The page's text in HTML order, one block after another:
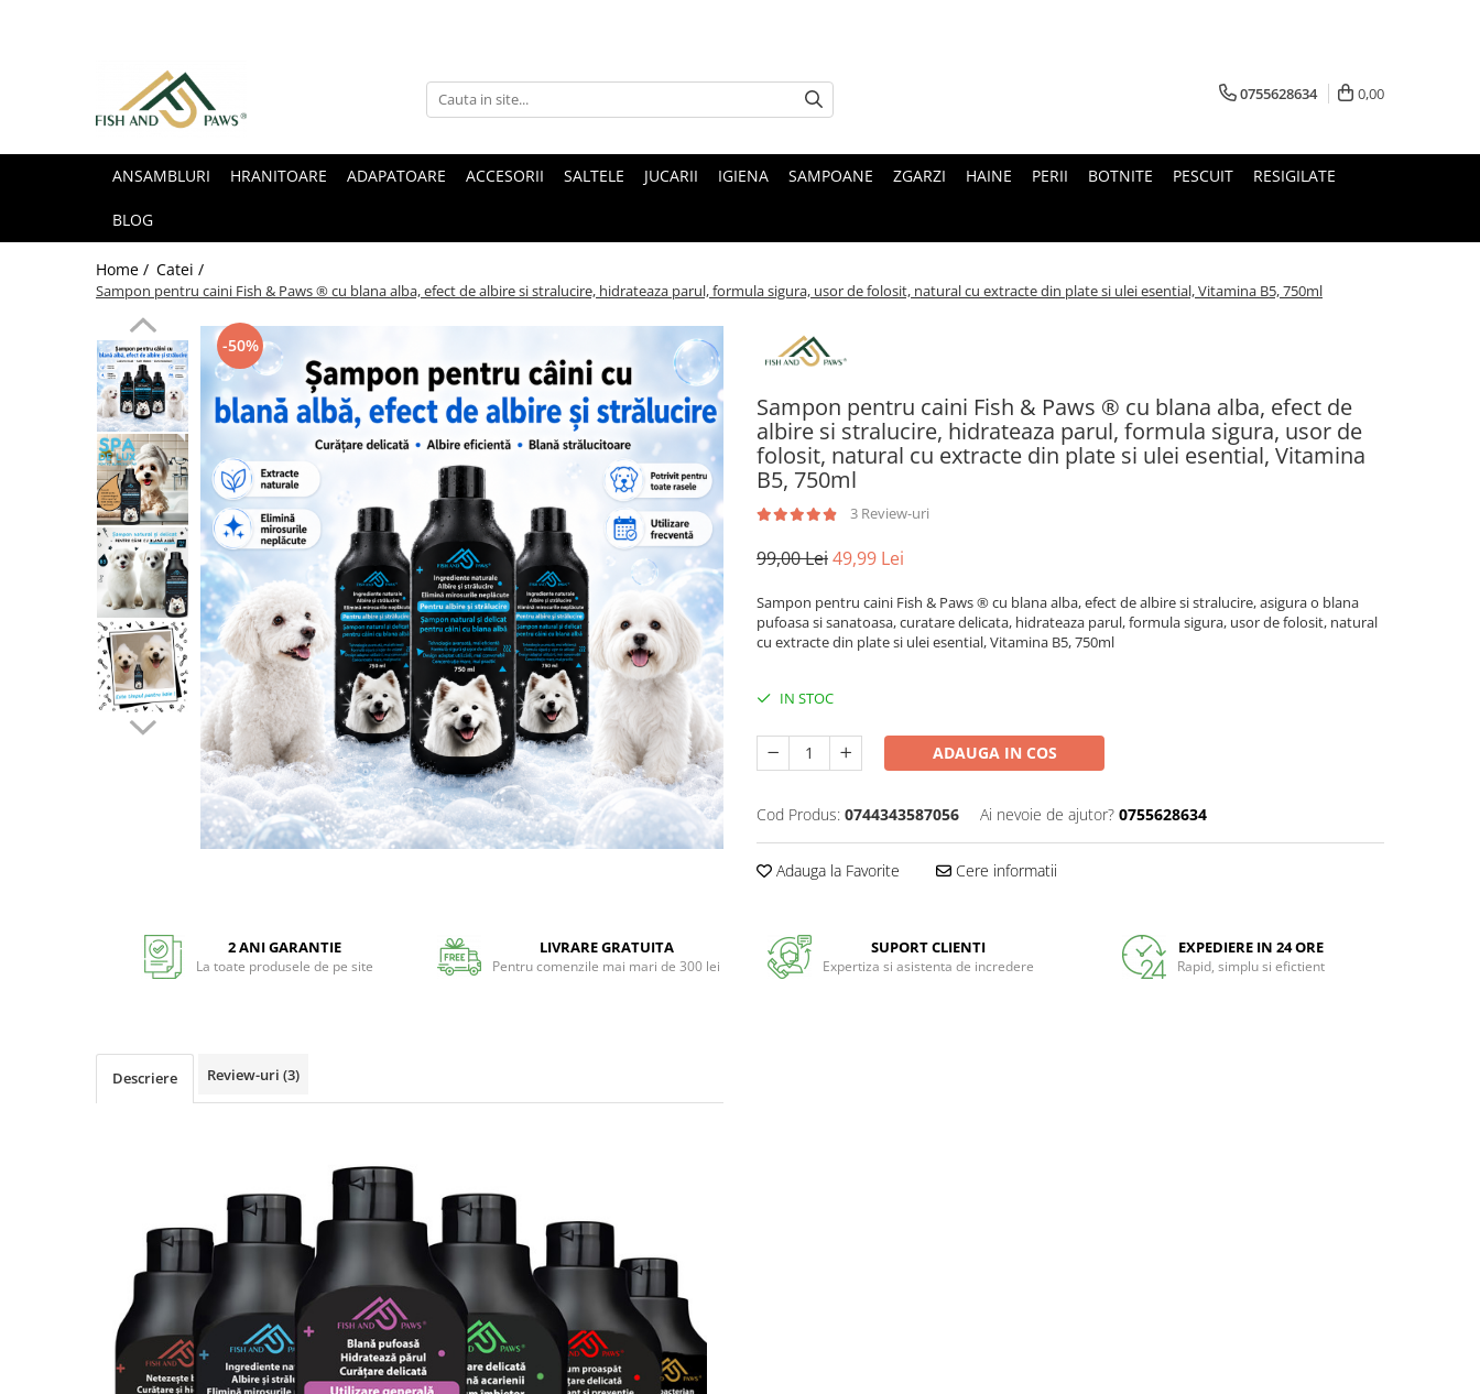
0755628634 0,00
ANSAMBLURI HRANITOARE ADAPATOARE ACCESORII SALTELE JUCARII IGIENA SAMPOANE ZGARZI HAINE PERII BOTNITE PESCUIT RESIGILATE
BLOG
Home / Catei /
Sampon pentru caini Fish & Paws ® cu blana alba, efect de albire si stralucire, hidrateaza parul, formula sigura, usor de folosit, natural cu extracte din plate si ulei esential, Vitamina B5, 750ml
Sampon pentru caini Fish & Paws ® cu blana alba, efect de
albire si stralucire, hidrateaza parul, formula sigura, usor de
folosit, natural cu extracte din plate si ulei esential, Vitamina
B5, 750ml
3 Review-uri
-50%
99,00 Lei49,99 Lei
Sampon pentru caini Fish & Paws ® cu blana alba, efect de albire si stralucire, asigura o blana
pufoasa si sanatoasa, curatare delicata, hidrateaza parul, formula sigura, usor de folosit, natural
cu extracte din plate si ulei esential, Vitamina B5, 750ml
IN STOC
ADAUGA IN COS
Cod Produs: 0744343587056 Ai nevoie de ajutor? 0755628634
Adauga la Favorite Cere informatii
2 ANI GARANTIE
La toate produsele de pe site
LIVRARE GRATUITA
Pentru comenzile mai mari de 300 lei
SUPORT CLIENTI
Expertiza si asistenta de incredere
EXPEDIERE IN 24 ORE
Rapid, simplu si efictient
Descriere Review-uri (3)